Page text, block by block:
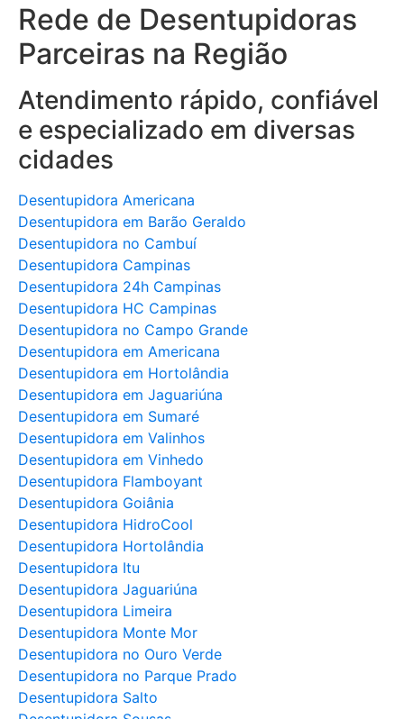
Rede de Desentupidoras
Parceiras na Região
Atendimento rápido, confiável
e especializado em diversas
cidades
Desentupidora Americana
Desentupidora em Barão Geraldo
Desentupidora no Cambuí
Desentupidora Campinas
Desentupidora 24h Campinas
Desentupidora HC Campinas
Desentupidora no Campo Grande
Desentupidora em Americana
Desentupidora em Hortolândia
Desentupidora em Jaguariúna
Desentupidora em Sumaré
Desentupidora em Valinhos
Desentupidora em Vinhedo
Desentupidora Flamboyant
Desentupidora Goiânia
Desentupidora HidroCool
Desentupidora Hortolândia
Desentupidora Itu
Desentupidora Jaguariúna
Desentupidora Limeira
Desentupidora Monte Mor
Desentupidora no Ouro Verde
Desentupidora no Parque Prado
Desentupidora Salto